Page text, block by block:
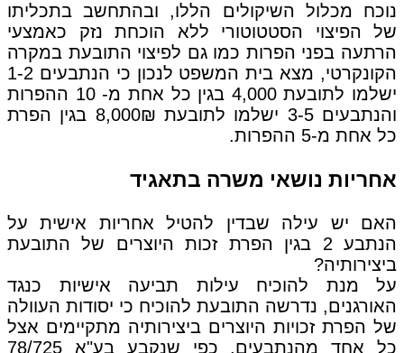
נוכח מכלול השיקולים הללו, ובהתחשב בתכליתו
של הפיצוי הסטטוטורי ללא הוכחת נזק כאמצעי
הרתעה בפני הפרות כמו גם לפיצוי התובעת במקרה
הקונקרטי, מצא בית המשפט לנכון כי הנתבעים 1-2
ישלמו לתובעת 4,000 בגין כל אחת מ- 10 ההפרות
והנתבעים 3-5 ישלמו לתובעת 8,000₪ בגין הפרת
כל אחת מ-5 ההפרות.
אחריות נושאי משרה בתאגיד
האם יש עילה שבדין להטיל אחריות אישית על
הנתבע 2 בגין הפרת זכות היוצרים של התובעת
ביצירותיה?
על מנת להוכיח עילות תביעה אישיות כנגד
האורגנים, נדרשה התובעת להוכיח כי יסודות העוולה
של הפרת זכויות היוצרים ביצירותיה מתקיימים אצל
כל אחד מהנתבעים, כפי שנקבע בע"א 78/725